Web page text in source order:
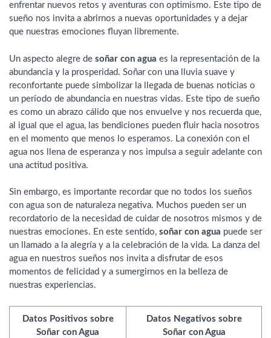
enfrentar nuevos retos y aventuras con optimismo. Este tipo de
sueño nos invita a abrirnos a nuevas oportunidades y a dejar
que nuestras emociones fluyan libremente.
Un aspecto alegre de soñar con agua es la representación de la
abundancia y la prosperidad. Soñar con una lluvia suave y
reconfortante puede simbolizar la llegada de buenas noticias o
un período de abundancia en nuestras vidas. Este tipo de sueño
es como un abrazo cálido que nos envuelve y nos recuerda que,
al igual que el agua, las bendiciones pueden fluir hacia nosotros
en el momento que menos lo esperamos. La conexión con el
agua nos llena de esperanza y nos impulsa a seguir adelante con
una actitud positiva.
Sin embargo, es importante recordar que no todos los sueños
con agua son de naturaleza negativa. Muchos pueden ser un
recordatorio de la necesidad de cuidar de nosotros mismos y de
nuestras emociones. En este sentido, soñar con agua puede ser
un llamado a la alegría y a la celebración de la vida. La danza del
agua en nuestros sueños nos invita a disfrutar de esos
momentos de felicidad y a sumergirnos en la belleza de
nuestras experiencias.
Datos Positivos sobre
Soñar con Agua
Datos Negativos sobre
Soñar con Agua